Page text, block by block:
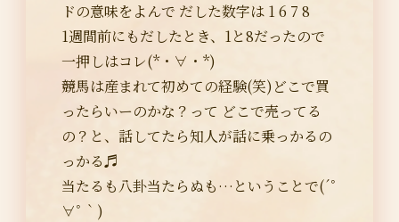
ドの意味をよんで だした数字は 1 6 7 8
1週間前にもだしたとき、1と8だったので
一押しはコレ(*・∀・*)
競馬は産まれて初めての経験(笑)どこで買
ったらいーのかな？って どこで売ってる
の？と、話してたら知人が話に乗っかるの
っかる♬
当たるも八卦当たらぬも…ということで(´ﾟ
∀ﾟ｀)